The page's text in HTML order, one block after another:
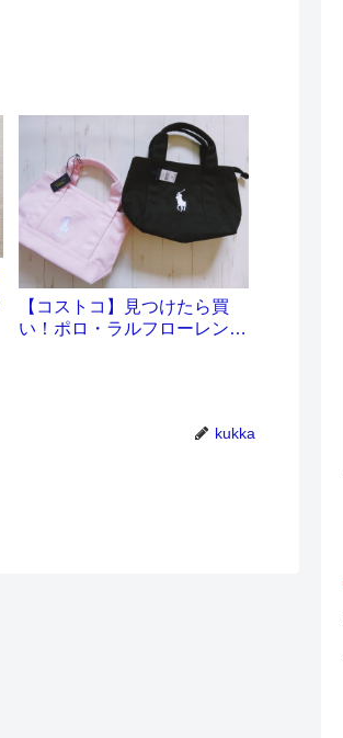
【コストコ】見つけたら買
い！ポロ・ラルフローレンの
kukka